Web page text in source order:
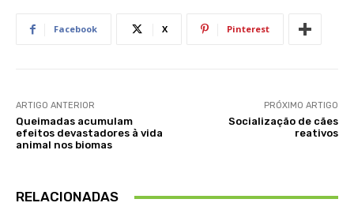
Facebook X Pinterest
ARTIGO ANTERIOR
Queimadas acumulam
efeitos devastadores à vida
animal nos biomas
PRÓXIMO ARTIGO
Socialização de cães
reativos
RELACIONADAS